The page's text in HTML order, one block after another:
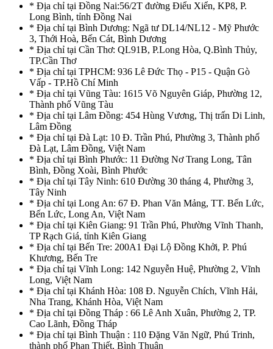
* Địa chỉ tại Đồng Nai:56/2T đường Điểu Xiển, KP8, P.
Long Bình, tỉnh Đồng Nai
* Địa chỉ tại Bình Dương: Ngã tư DL14/NL12 - Mỹ Phước
3, Thới Hoà, Bến Cát, Bình Dương
* Địa chỉ tại Cần Thơ: QL91B, P.Long Hòa, Q.Bình Thủy,
TP.Cần Thơ
* Địa chỉ tại TPHCM: 936 Lê Đức Thọ - P15 - Quận Gò
Vấp - TP.Hồ Chí Minh
* Địa chỉ tại Vũng Tàu: 1615 Võ Nguyên Giáp, Phường 12,
Thành phố Vũng Tàu
* Địa chỉ tại Lâm Đồng: 454 Hùng Vương, Thị trấn Di Linh,
Lâm Đồng
* Địa chỉ tại Đà Lạt: 10 Đ. Trần Phú, Phường 3, Thành phố
Đà Lạt, Lâm Đồng, Việt Nam
* Địa chỉ tại Bình Phước: 11 Đường Nơ Trang Long, Tân
Bình, Đồng Xoài, Bình Phước
* Địa chỉ tại Tây Ninh: 610 Đường 30 tháng 4, Phường 3,
Tây Ninh
* Địa chỉ tại Long An: 67 Đ. Phan Văn Mảng, TT. Bến Lức,
Bến Lức, Long An, Việt Nam
* Địa chỉ tại Kiên Giang: 91 Trần Phú, Phường Vĩnh Thanh,
TP Rạch Giá, tỉnh Kiên Giang
* Địa chỉ tại Bến Tre: 200A1 Đại Lộ Đồng Khởi, P. Phú
Khương, Bến Tre
* Địa chỉ tại Vĩnh Long: 142 Nguyễn Huệ, Phường 2, Vĩnh
Long, Việt Nam
* Địa chỉ tại Khánh Hòa: 108 Đ. Nguyễn Chích, Vĩnh Hải,
Nha Trang, Khánh Hòa, Việt Nam
* Địa chỉ tại Đồng Tháp : 66 Lê Anh Xuân, Phường 2, TP.
Cao Lãnh, Đồng Tháp
* Địa chỉ tại Bình Thuận : 110 Đặng Văn Ngữ, Phú Trinh,
thành phố Phan Thiết, Bình Thuận